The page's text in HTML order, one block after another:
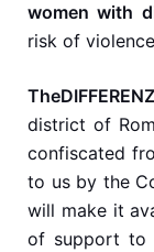
women with
risk of
The
district of
confiscated
to us by the
will make it
of support to